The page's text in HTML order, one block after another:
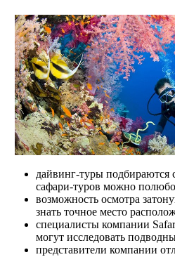
дайвинг-туры подбираются
сафари-туров можно
возможность осмотра
знать точное место
специалисты компании
могут исследовать
представители компании